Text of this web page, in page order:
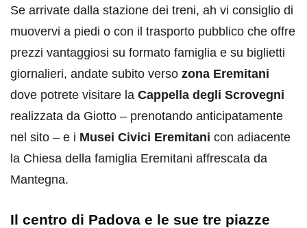
Se arrivate dalla stazione dei treni, ah vi consiglio di
muovervi a piedi o con il trasporto pubblico che offre
prezzi vantaggiosi su formato famiglia e su biglietti
giornalieri, andate subito verso zona Eremitani
dove potrete visitare la Cappella degli Scrovegni
realizzata da Giotto – prenotando anticipatamente
nel sito – e i Musei Civici Eremitani con adiacente
la Chiesa della famiglia Eremitani affrescata da
Mantegna.
Il centro di Padova e le sue tre piazze